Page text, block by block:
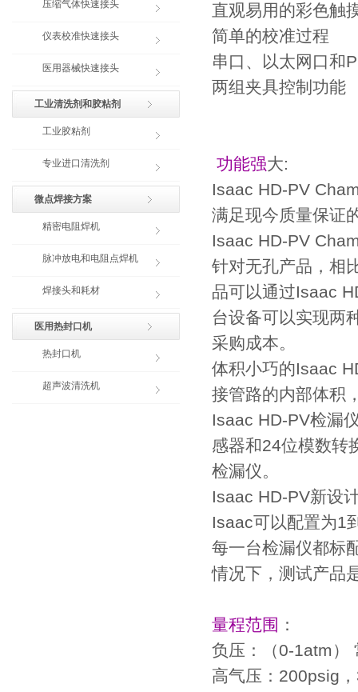
压缩气体快速接头
仪表校准快速接头
医用器械快速接头
工业清洗剂和胶粘剂
工业胶粘剂
专业进口清洗剂
微点焊接方案
精密电阻焊机
脉冲放电和电阻点焊机
焊接头和耗材
医用热封口机
热封口机
超声波清洗机
直观易用的彩色触
简单的校准过程
串口、以太网口和
两组夹具控制功能
功能强大:
Isaac HD-PV
满足现今质量保证
Isaac HD-PV
针对无孔产品，相
品可以通过Isaac
台设备可以实现两
采购成本。
体积小巧的Isaac
接管路的内部体积
Isaac HD-PV检漏
感器和24位模数转
检漏仪。
Isaac HD-PV新设
Isaac可以配置为1
每一台检漏仪都标
情况下，测试产品
量程范围 ：
负压：（0-1atm）
高气压：200psig